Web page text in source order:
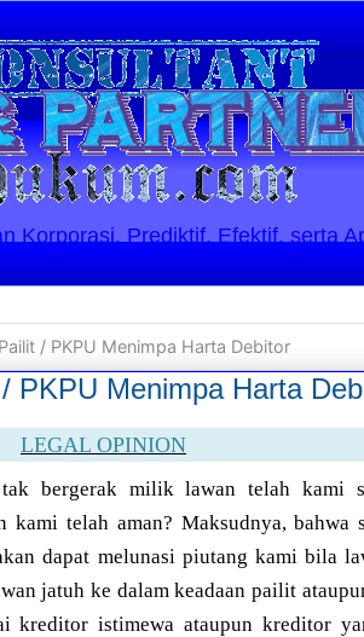
Korporasi. Prediktif, Efektif, serta
/ PKPU Menimpa Harta Debitor
PKPU Menimpa Harta
LEGAL OPINION
bergerak milik lawan telah kami
kami telah aman? Maksudnya,
dapat melunasi piutang kami bila
jatuh ke dalam keadaan pailit
kreditor istimewa ataupun kreditor